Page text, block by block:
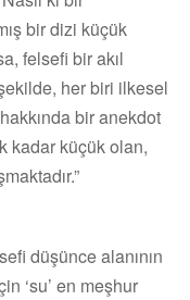
bir dizi küçük
felsefi bir akıl
her biri ilkesel
bir anekdot
kadar küçük olan,
düşünce alanının
‘su’ en meşhur